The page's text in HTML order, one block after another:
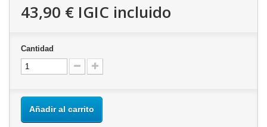
43,90 € IGIC incluido
Cantidad
Añadir al carrito